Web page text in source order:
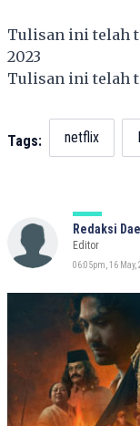
Tulisan ini telah
2023
Tulisan ini telah
Tags: netflix
Redaksi
Editor
06:05pm, 16 May,